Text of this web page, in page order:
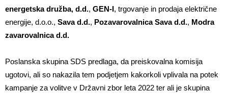
energetska družba, d.d., GEN-I, trgovanje in prodaja električne
energije, d.o.o., Sava d.d., Pozavarovalnica Sava d.d., Modra
zavarovalnica d.d.
Poslanska skupina SDS predlaga, da preiskovalna komisija
ugotovi, ali so nakazila tem podjetjem kakorkoli vplivala na potek
kampanje za volitve v Državni zbor leta 2022 ter ali je skupina